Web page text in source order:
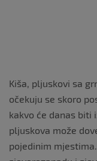
Kiša, pljuskovi sa
očekuju se skoro
kakvo će danas biti
pljuskova može
pojedinim